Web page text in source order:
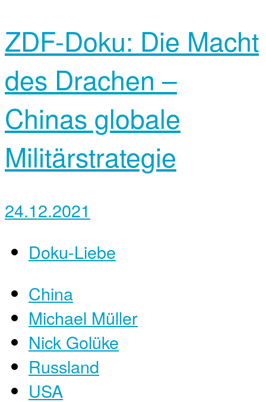
ZDF-Doku: Die Macht
des Drachen –
Chinas globale
Militärstrategie
24.12.2021
Doku-Liebe
China
Michael Müller
Nick Golüke
Russland
USA